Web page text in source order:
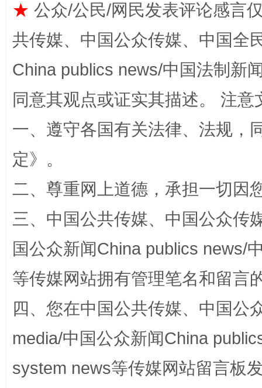
阿坝州三大球赛在茂县开幕 规模
★ 公众/公民/网民发表评论感言
共传媒、中国公众传媒、中国全
China publics news/中国法制新
同意其观点或证实其描述。 注
一、遵守各国有关法律、法规，
定》。
二、尊重网上道德，承担一切因
三、中国公共传媒、中国公众传
国公众新闻China publics news/
等传媒网站拥有管理笔名和留言
四、您在中国公共传媒、中国公
media/中国公众新闻China
system news等传媒网站留言板